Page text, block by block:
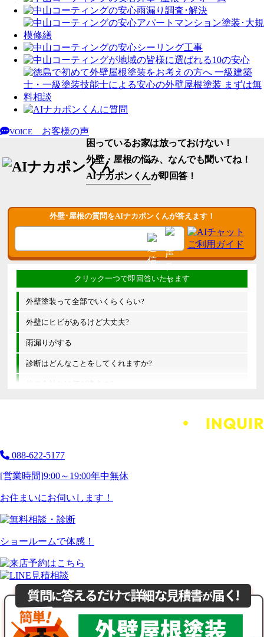
VOICE
お客様の声
困っているお家は放っておけない！
外壁・屋根の悩み、なんでも聞いてね！
AIナカポンくんが即回答！
外壁･屋根の質問をAIナカポンくんが答えます！
外壁塗装って全部でいくらくらい?
外壁にヒビがあるけど大丈夫?
雨漏りがする
診断はどんなことをしてくれますか?
他の会社とは何が違うの?
088-622-5177
[営業時間]9:00～19:00年中無休
お住まいにお伺いします！
ショールームで体感！